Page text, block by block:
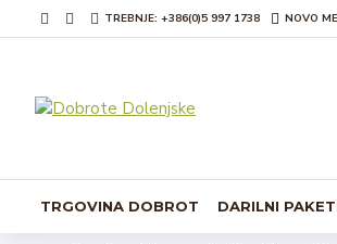
TREBNJE: +386(0)5 997 1738 NOVO
TRGOVINA DOBROT DARILNI